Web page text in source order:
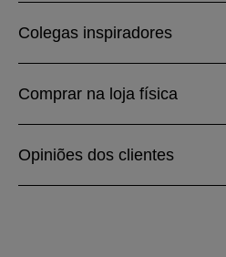
Colegas inspiradores
Comprar na loja física
Opiniões dos clientes